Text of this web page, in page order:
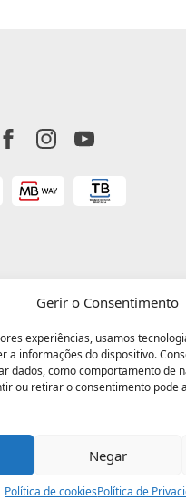
Gerir o Consentimento
experiências, usamos
a informações do dispositivo.
dados, como comportamento de
ou retirar o consentimento pode
Negar
Política de cookiesPolítica de